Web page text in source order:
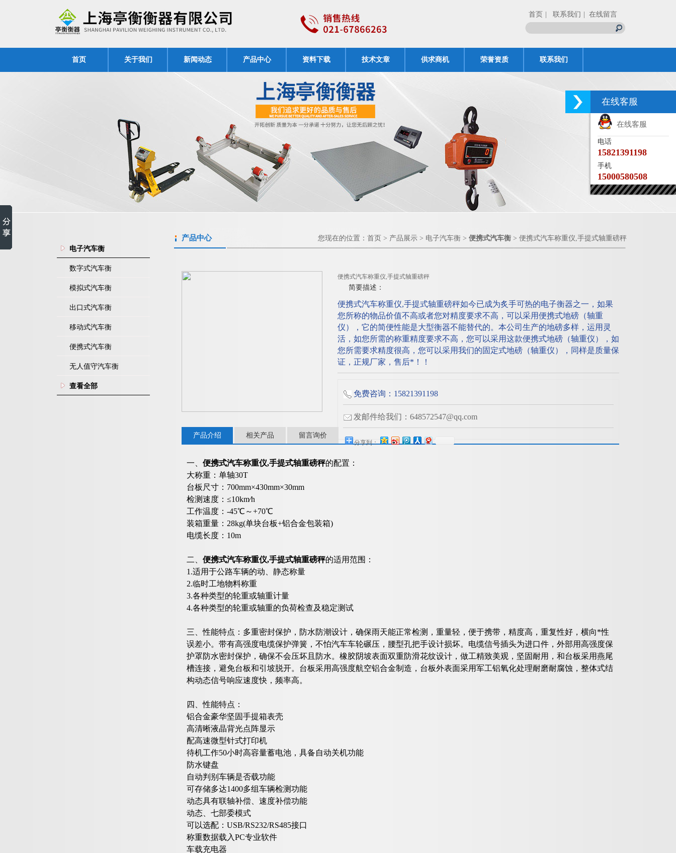
首页 | 联系我们 | 在线留言
首页 关于我们 新闻动态 产品中心 资料下载 技术文章 供求商机 荣誉资质 联系我们
电子汽车衡
数字式汽车衡
模拟式汽车衡
出口式汽车衡
移动式汽车衡
便携式汽车衡
无人值守汽车衡
查看全部
产品中心 您现在的位置： 首页 > 产品展示 > 电子汽车衡 > 便携式汽车衡 > 便携式汽车称重仪,手提式轴重磅秤
便携式汽车称重仪,手提式轴重磅秤
简要描述：
便携式汽车称重仪,手提式轴重磅秤如今已成为炙手可热的电子衡器之一，如果
您所称的物品价值不高或者您对精度要求不高，可以采用便携式地磅（轴重
仪），它的简便性能是大型衡器不能替代的。本公司生产的地磅多样，运用灵
活，如您所需的称重精度要求不高，您可以采用这款便携式地磅（轴重仪），如
您所需要求精度很高，您可以采用我们的固定式地磅（轴重仪），同样是质量保
证，正规厂家，售后*！！
免费咨询：15821391198
发邮件给我们：648572547@qq.com
分享到：
产品介绍 相关产品 留言询价
一、 便携式汽车称重仪,手提式轴重磅秤的配置：
大称重：单轴30T
台板尺寸：700mm×430mm×30mm
检测速度：≤10km∕h
工作温度：-45℃～+70℃
装箱重量：28kg(单块台板+铝合金包装箱)
电缆长度：10m
二、 便携式汽车称重仪,手提式轴重磅秤的适用范围：
1.适用于公路车辆的动、静态称量
2.临时工地物料称重
3.各种类型的轮重或轴重计量
4.各种类型的轮重或轴重的负荷检查及稳定测试
三、性能特点：多重密封保护，防水防潮设计，确保雨天能正常检测，重量轻，便于携带，精度高，重复性好，横向*性
误差小。带有高强度电缆保护弹簧，不怕汽车车轮碾压，腰型孔把手设计损坏。电缆信号插头为进口件，外部用高强度保
护罩防水密封保护，确保不会压坏且防水。橡胶阴坡表面双重防滑花纹设计，做工精致美观，坚固耐用，和台板采用燕尾
槽连接，避免台板和引坡脱开。台板采用高强度航空铝合金制造，台板外表面采用军工铝氧化处理耐磨耐腐蚀，整体式结
构动态信号响应速度快，频率高。
四、性能特点：
铝合金豪华坚固手提箱表壳
高清晰液晶背光点阵显示
配高速微型针式打印机
待机工作50小时高容量蓄电池，具备自动关机功能
防水键盘
自动判别车辆是否载功能
可存储多达1400多组车辆检测功能
动态具有联轴补偿、速度补偿功能
动态、七部委模式
可以选配：USB/RS232/RS485接口
称重数据载入PC专业软件
车载充电器
在线客服
在线客服
电话
15821391198
手机
15000580508